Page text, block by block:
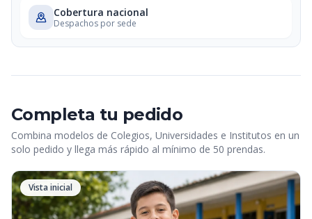
Cobertura nacional
Despachos por sede
Completa tu pedido
Combina modelos de Colegios, Universidades e Institutos en un
solo pedido y llega más rápido al mínimo de 50 prendas.
Vista inicial